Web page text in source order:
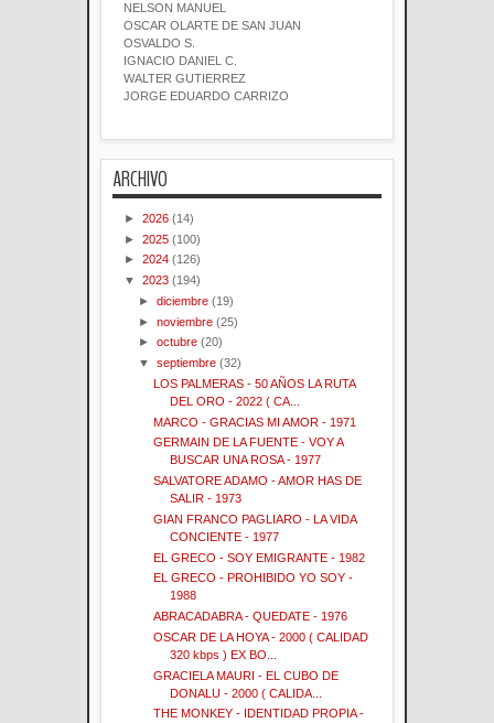
NELSON MANUEL
OSCAR OLARTE DE SAN JUAN
OSVALDO S.
IGNACIO DANIEL C.
WALTER GUTIERREZ
JORGE EDUARDO CARRIZO
ARCHIVO
► 2026 (14)
► 2025 (100)
► 2024 (126)
▼ 2023 (194)
►diciembre (19)
►noviembre (25)
►octubre (20)
▼septiembre (32)
LOS PALMERAS - 50 AÑOS LA RUTA
DEL ORO - 2022 ( CA...
MARCO - GRACIAS MI AMOR - 1971
GERMAIN DE LA FUENTE - VOY A
BUSCAR UNA ROSA - 1977
SALVATORE ADAMO - AMOR HAS DE
SALIR - 1973
GIAN FRANCO PAGLIARO - LA VIDA
CONCIENTE - 1977
EL GRECO - SOY EMIGRANTE - 1982
EL GRECO - PROHIBIDO YO SOY -
1988
ABRACADABRA - QUEDATE - 1976
OSCAR DE LA HOYA - 2000 ( CALIDAD
320 kbps ) EX BO...
GRACIELA MAURI - EL CUBO DE
DONALU - 2000 ( CALIDA...
THE MONKEY - IDENTIDAD PROPIA -